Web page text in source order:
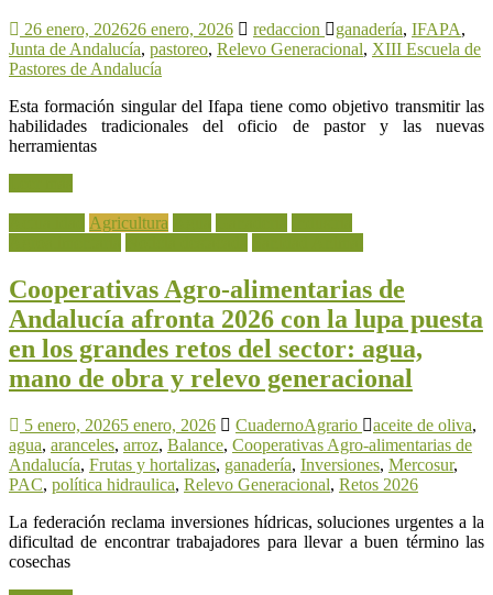
26 enero, 202626 enero, 2026 redaccion ganadería, IFAPA,
Junta de Andalucía, pastoreo, Relevo Generacional, XIII Escuela de
Pastores de Andalucía
Esta formación singular del Ifapa tiene como objetivo transmitir las
habilidades tradicionales del oficio de pastor y las nuevas
herramientas
Agricultura
Cooperativas Agro-alimentarias de
Andalucía afronta 2026 con la lupa puesta
en los grandes retos del sector: agua,
mano de obra y relevo generacional
5 enero, 20265 enero, 2026 CuadernoAgrario aceite de oliva,
agua, aranceles, arroz, Balance, Cooperativas Agro-alimentarias de
Andalucía, Frutas y hortalizas, ganadería, Inversiones, Mercosur,
PAC, política hidraulica, Relevo Generacional, Retos 2026
La federación reclama inversiones hídricas, soluciones urgentes a la
dificultad de encontrar trabajadores para llevar a buen término las
cosechas